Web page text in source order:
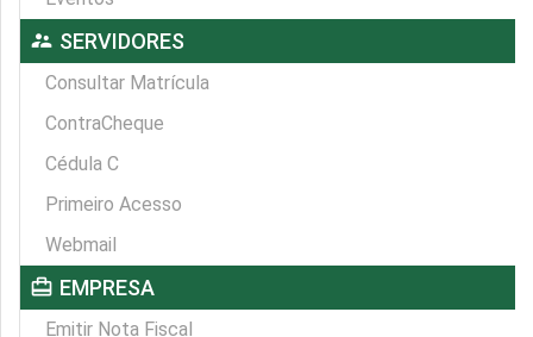
supervisor_account SERVIDORES
Consultar Matrícula
ContraCheque
Cédula C
Primeiro Acesso
Webmail
card_travel EMPRESA
Emitir Nota Fiscal